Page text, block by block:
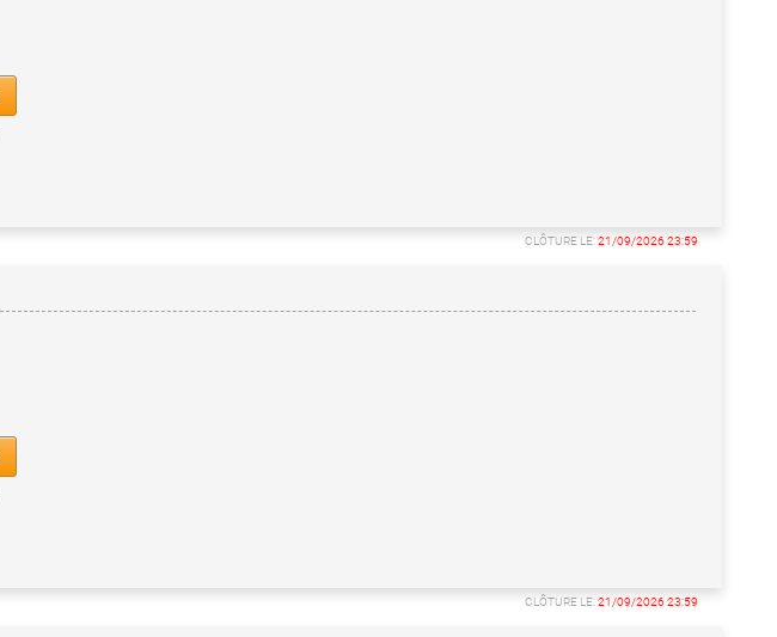
CLÔTURE LE:21/09/2026 23:59
CLÔTURE LE:21/09/2026 23:59